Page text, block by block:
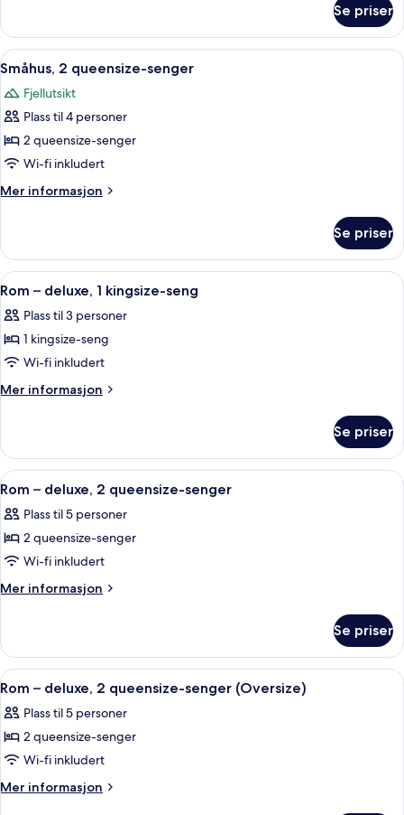
queensize-
senger
–
premium,
2
senger
Se priser
Åpne
alle
bildene
av
Småhus,
2
queensize-
senger
Småhus, 2 queensize-senger |
6
Småhus, 2 queensize-senger
Fjellutsikt
Plass til 4 personer
2 queensize-senger
Wi-fi inkludert
Mer informasjon
Mer
2
queensize-
senger
Se priser
Åpne
alle
bildene
av
Rom
–
kingsize-
seng
Sengetøy i egyptisk bomull og
4
Rom – deluxe, 1 kingsize-seng
Plass til 3 personer
1 kingsize-seng
Wi-fi inkludert
Mer informasjon
Mer
–
deluxe,
1
seng
Se priser
Åpne
alle
bildene
av
Rom
–
queensize-
senger
Sengetøy i egyptisk bomull og
4
Rom – deluxe, 2 queensize-senger
Plass til 5 personer
2 queensize-senger
Wi-fi inkludert
Mer informasjon
Mer
–
deluxe,
2
senger
Se priser
Åpne
alle
bildene
av
Rom
–
Rom – deluxe, 2 queensize-senger
4
Rom – deluxe, 2 queensize-senger (Oversize)
Plass til 5 personer
2 queensize-senger
Wi-fi inkludert
Mer informasjon
Mer